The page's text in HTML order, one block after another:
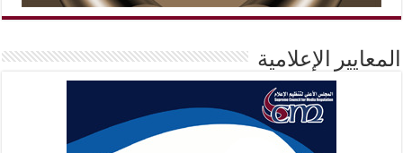
المعايير الإعلامية